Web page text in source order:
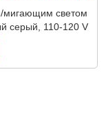
мигающим светом
серый, 110-120 V